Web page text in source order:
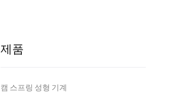
제품
캠 스프링 성형 기계